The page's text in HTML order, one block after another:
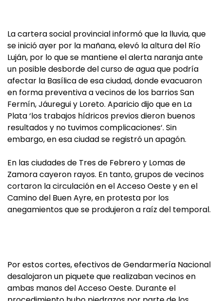
La cartera social provincial informó que la lluvia, que
se inició ayer por la mañana, elevó la altura del Río
Luján, por lo que se mantiene el alerta naranja ante
un posible desborde del curso de agua que podría
afectar la Basílica de esa ciudad, donde evacuaron
en forma preventiva a vecinos de los barrios San
Fermín, Jáuregui y Loreto. Aparicio dijo que en La
Plata ‘los trabajos hídricos previos dieron buenos
resultados y no tuvimos complicaciones‘. Sin
embargo, en esa ciudad se registró un apagón.
En las ciudades de Tres de Febrero y Lomas de
Zamora cayeron rayos. En tanto, grupos de vecinos
cortaron la circulación en el Acceso Oeste y en el
Camino del Buen Ayre, en protesta por los
anegamientos que se produjeron a raíz del temporal.
Por estos cortes, efectivos de Gendarmería Nacional
desalojaron un piquete que realizaban vecinos en
ambas manos del Acceso Oeste. Durante el